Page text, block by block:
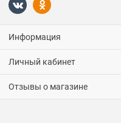
Информация
Личный кабинет
Отзывы о магазине